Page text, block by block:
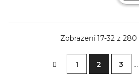
Zobrazení 17-32 z
1 2 3 …